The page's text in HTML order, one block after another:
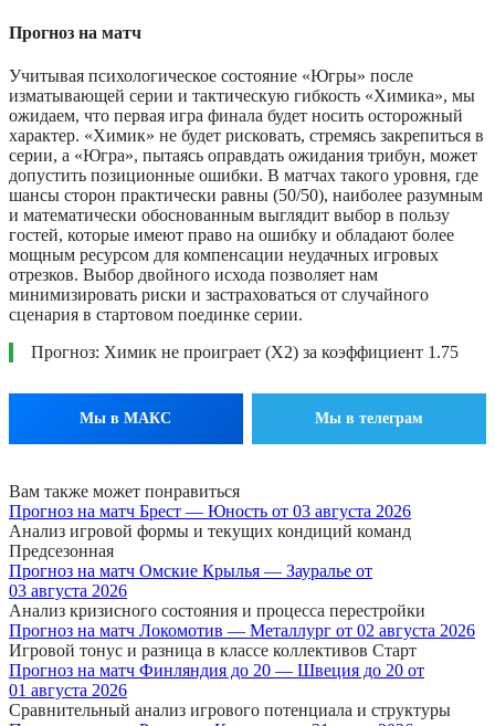
Прогноз на матч
Учитывая психологическое состояние «Югры» после
изматывающей серии и тактическую гибкость «Химика», мы
ожидаем, что первая игра финала будет носить осторожный
характер. «Химик» не будет рисковать, стремясь закрепиться в
серии, а «Югра», пытаясь оправдать ожидания трибун, может
допустить позиционные ошибки. В матчах такого уровня, где
шансы сторон практически равны (50/50), наиболее разумным
и математически обоснованным выглядит выбор в пользу
гостей, которые имеют право на ошибку и обладают более
мощным ресурсом для компенсации неудачных игровых
отрезков. Выбор двойного исхода позволяет нам
минимизировать риски и застраховаться от случайного
сценария в стартовом поединке серии.
Прогноз: Химик не проиграет (Х2) за коэффициент 1.75
Мы в МАКС Мы в телеграм
Вам также может понравиться
Прогноз на матч Брест — Юность от 03 августа 2026
Анализ игровой формы и текущих кондиций команд
Предсезонная
Прогноз на матч Омские Крылья — Зауралье от
03 августа 2026
Анализ кризисного состояния и процесса перестройки
Прогноз на матч Локомотив — Металлург от 02 августа 2026
Игровой тонус и разница в классе коллективов Старт
Прогноз на матч Финляндия до 20 — Швеция до 20 от
01 августа 2026
Сравнительный анализ игрового потенциала и структуры